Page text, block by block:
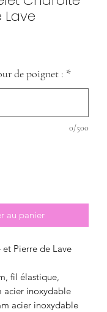
Lave
de poignet : *
0/500
au panier
Pierre de Lave
fil élastique,
acier inoxydable
acier inoxydable